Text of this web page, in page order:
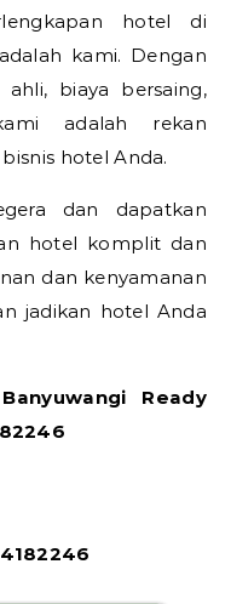
hotel di
kami. Dengan
biaya bersaing,
adalah rekan
hotel Anda.
dan dapatkan
hotel komplit dan
dan kenyamanan
jadikan hotel Anda
Ready